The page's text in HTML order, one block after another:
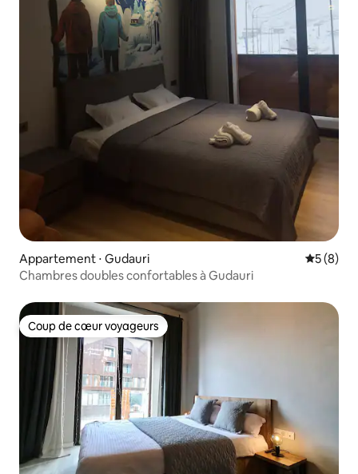
Appartement ⋅ Gudauri
5 (8)
Chambres doubles confortables à Gudauri
Coup de cœur voyageurs
Coup de cœur voyageurs